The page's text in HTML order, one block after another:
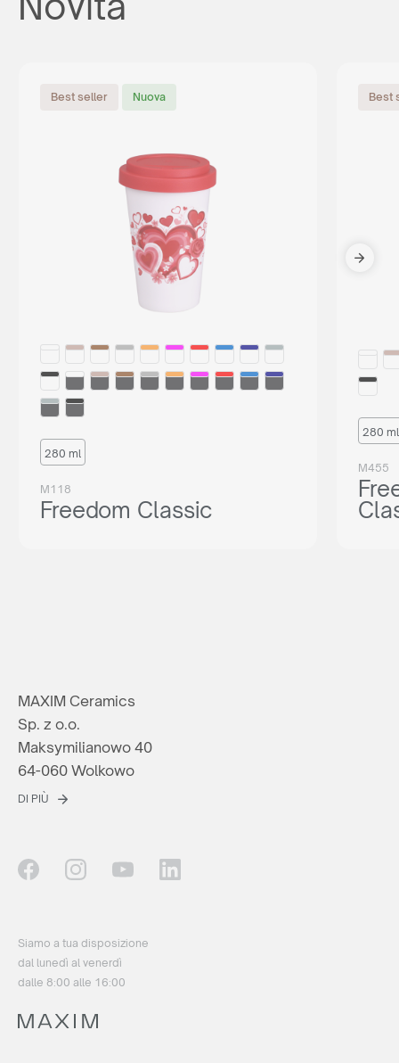
Best seller Nuova
280 ml
M118
Freedom Classic
Best
280 ml
M455
MAXIM Ceramics
Sp. z o.o.
Maksymilianowo 40
64-060 Wolkowo
DI PIÙ
Siamo a tua disposizione
dal lunedì al venerdì
dalle 8:00 alle 16:00